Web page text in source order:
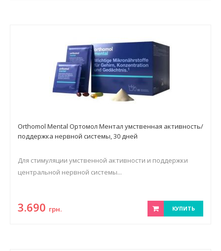
Orthomol Mental Ортомол Ментал умственная активность/
поддержка нервной системы, 30 дней
Для стимуляции умственной активности и поддержки
центральной нервной системы...
3.690 грн. КУПИТЬ